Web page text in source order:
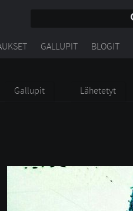
GALLUPIT BLOGIT
Gallupit Lähetetyt